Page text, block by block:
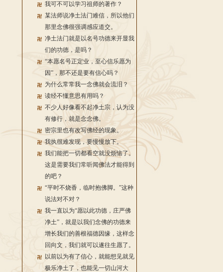
我可不可以学习祖师的著作？
某法师说净土法门难信，所以他们
那里念佛很强调感应道交。
净土法门就是以名号功德来开显我
们的功德，是吗？
“本愿名号正定业，至心信乐愿为
因”，那不还是要有信心吗？
为什么常常我一念佛就会流泪？
读经不懂意思有用吗？
不少人好像看不起净土宗，认为没
有修行，就是念念佛。
密宗里也有改写佛经的现象。
我执很难发现，要慢慢放下。
我们能把一切都看空就没烦恼了。
这是需要我们常听闻佛法才能得到
的吧？
“平时不烧香，临时抱佛脚。”这种
说法对不对？
我一直以为“愿以此功德，庄严佛
净土”，就是以我们念佛的功德来
增长我们的善根福德因缘，这样念
回向文，我们就可以遂往生愿了。
以前以为有了信心，就能想见就见
极乐净土了，也能见一切山河大